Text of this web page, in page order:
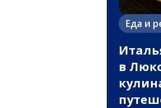
Еда и
в